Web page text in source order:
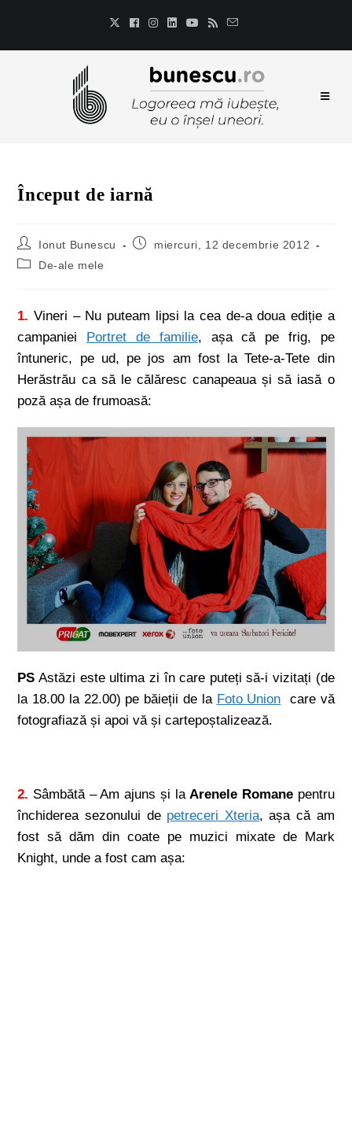
Început de iarnă
Ionut Bunescu
miercuri, 12 decembrie 2012
De-ale mele
1. Vineri – Nu puteam lipsi la cea de-a doua ediție a
campaniei Portret de familie, așa că pe frig, pe
întuneric, pe ud, pe jos am fost la Tete-a-Tete din
Herăstrău ca să le călăresc canapeaua și să iasă o
poză așa de frumoasă:
PS Astăzi este ultima zi în care puteți să-i vizitați (de
la 18.00 la 22.00) pe băieții de la Foto Union care vă
fotografiază și apoi vă și cartepoștalizează.
2. Sâmbătă – Am ajuns și la Arenele Romanepentru
închiderea sezonului de petreceri Xteria, așa că am
fost să dăm din coate pe muzici mixate de Mark
Knight, unde a fost cam așa: